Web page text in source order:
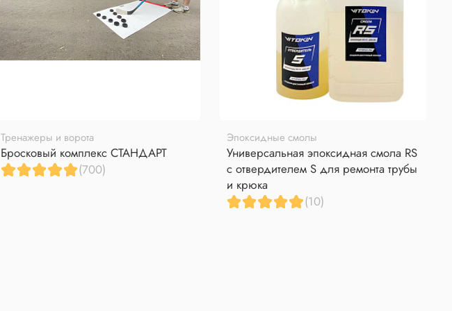
Тренажеры и ворота
Бросковый комплекс СТАНДАРТ
(700)
Эпоксидные смолы
Универсальная эпоксидная смола RS
с отвердителем S для ремонта трубы
и крюка
(10)